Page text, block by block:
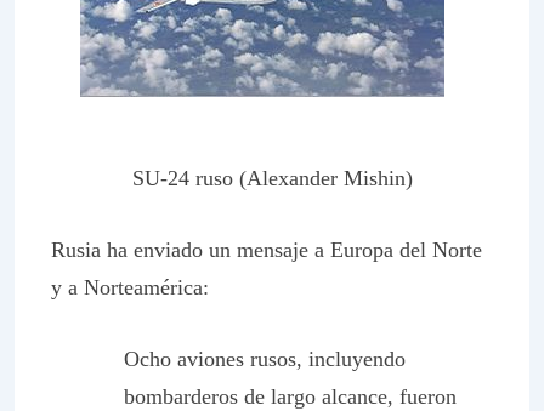
SU-24 ruso (Alexander Mishin)
Rusia ha enviado un mensaje a Europa del Norte
y a Norteamérica:
Ocho aviones rusos, incluyendo
bombarderos de largo alcance, fueron